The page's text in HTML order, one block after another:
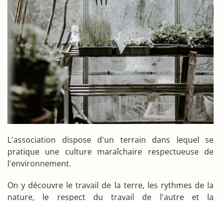
L'association dispose d'un terrain dans lequel se
pratique une culture maraîchaire respectueuse de
l'environnement.
On y découvre le travail de la terre, les rythmes de la
nature, le respect du travail de l'autre et la